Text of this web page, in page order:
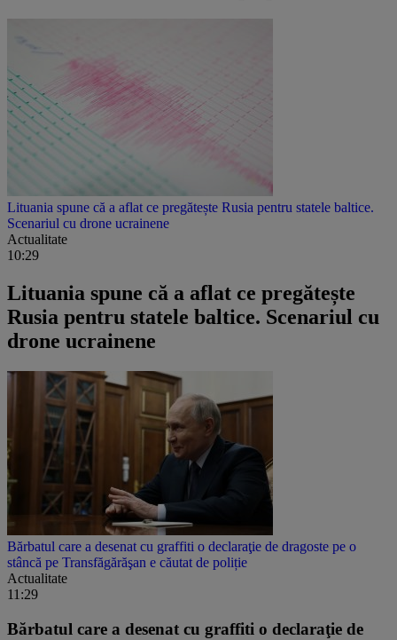
Lituania spune că a aflat ce pregătește Rusia pentru statele baltice.
Scenariul cu drone ucrainene
Actualitate
10:29
Lituania spune că a aflat ce pregătește
Rusia pentru statele baltice. Scenariul cu
drone ucrainene
Bărbatul care a desenat cu graffiti o declaraţie de dragoste pe o
stâncă pe Transfăgărăşan e căutat de poliție
Actualitate
11:29
Bărbatul care a desenat cu graffiti o declaraţie de